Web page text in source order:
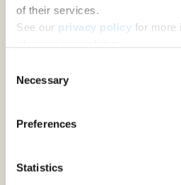
of their services.
See our privacy policy for more
Selection
Necessary
Preferences
Statistics
Verificação Gramatical
Use a nossa ferramenta
comunicação está